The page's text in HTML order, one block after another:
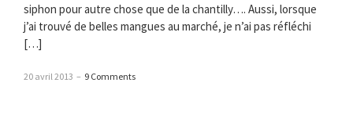
siphon pour autre chose que de la chantilly…. Aussi, lorsque
j’ai trouvé de belles mangues au marché, je n’ai pas réfléchi
[…]
20 avril 2013 – 9 Comments